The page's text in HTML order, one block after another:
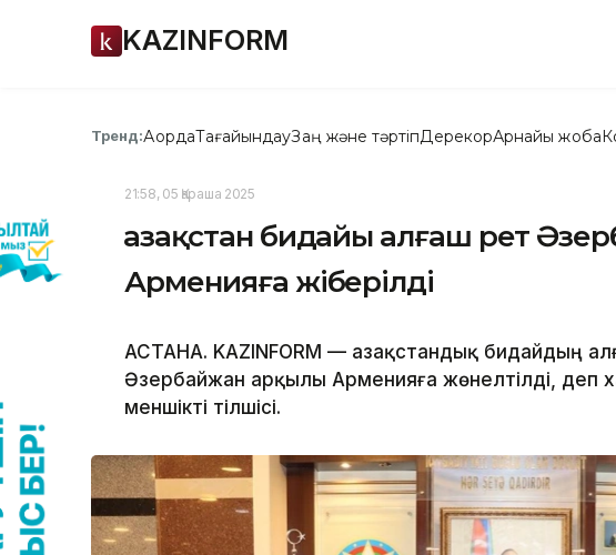
KAZINFORM
Тренд:АқордаТағайындауЗаң және тәртіпДерекқорАрнайы жоба
21:58, 05 Қараша 2025
Қазақстан бидайы алғаш рет
Арменияға жіберілді
АСТАНА. KAZINFORM — Қазақстандық бидайдың
Әзербайжан арқылы Арменияға жөнелтілді, деп
меншікті тілшісі.